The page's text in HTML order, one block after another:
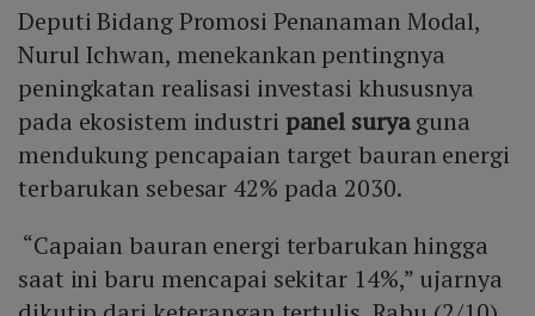
Deputi Bidang Promosi Penanaman Modal,
Nurul Ichwan, menekankan pentingnya
peningkatan realisasi investasi khususnya
pada ekosistem industri panel suryaguna
mendukung pencapaian target bauran energi
terbarukan sebesar 42% pada 2030.
“Capaian bauran energi terbarukan hingga
saat ini baru mencapai sekitar 14%,” ujarnya